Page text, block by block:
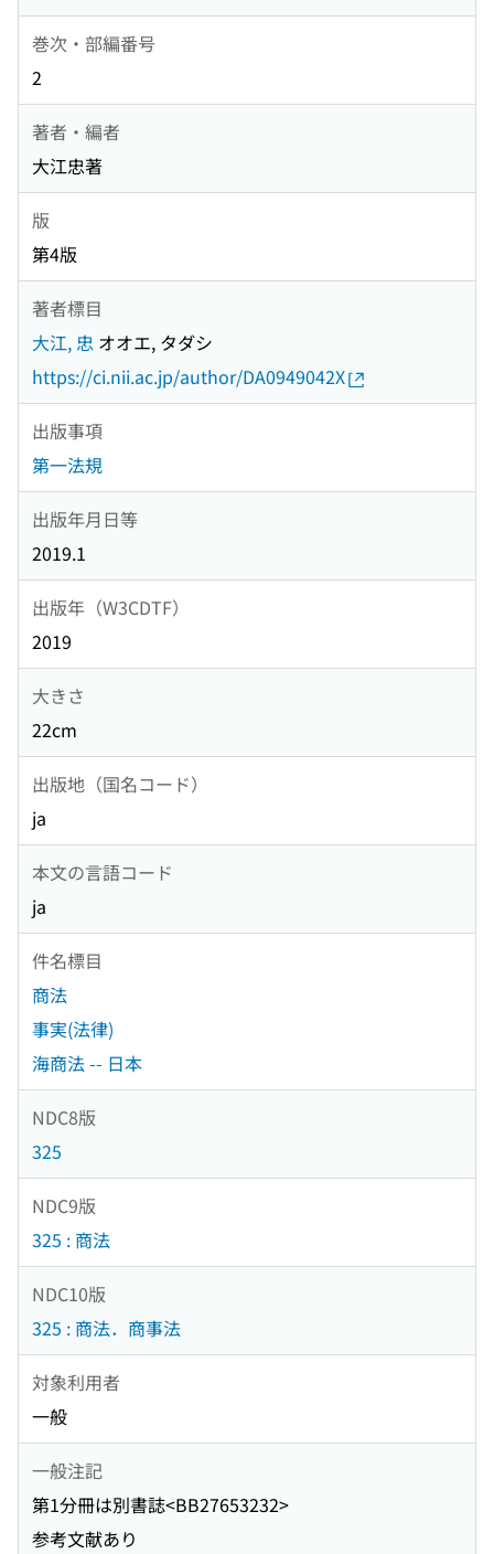
巻次・部編番号
2
著者・編者
大江忠著
版
第4版
著者標目
大江, 忠 オオエ, タダシ
https://ci.nii.ac.jp/author/DA0949042X
出版事項
第一法規
出版年月日等
2019.1
出版年（W3CDTF）
2019
大きさ
22cm
出版地（国名コード）
ja
本文の言語コード
ja
件名標目
商法
事実(法律)
海商法 -- 日本
NDC8版
325
NDC9版
325 : 商法
NDC10版
325 : 商法．商事法
対象利用者
一般
一般注記
第1分冊は別書誌<BB27653232>
参考文献あり